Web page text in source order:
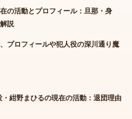
の活動とプロフィール：旦那・身
説
プロフィールや犯人役の深川通り魔
紺野まひるの現在の活動：退団理由